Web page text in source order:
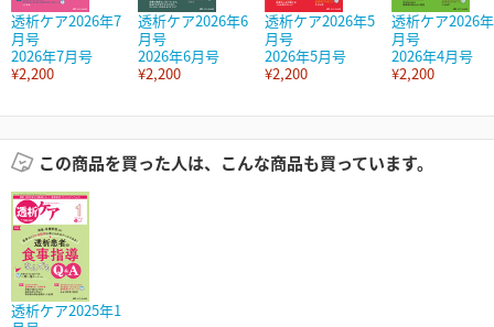
透析ケア2026年7
月号
2026年7月号
¥2,200
透析ケア2026年6
月号
2026年6月号
¥2,200
透析ケア2026年5
月号
2026年5月号
¥2,200
透析ケア2026
月号
2026年4月号
¥2,200
この商品を買った人は、こんな商品も買っています。
透析ケア2025年1